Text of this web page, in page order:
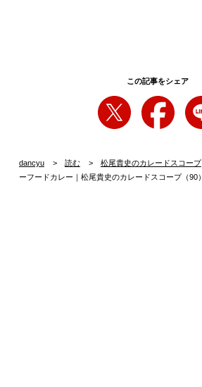
この記事をシェア
dancyu 読む 松尾貴史のカレードスコープ
ーフードカレー｜松尾貴史のカレードスコープ（90）